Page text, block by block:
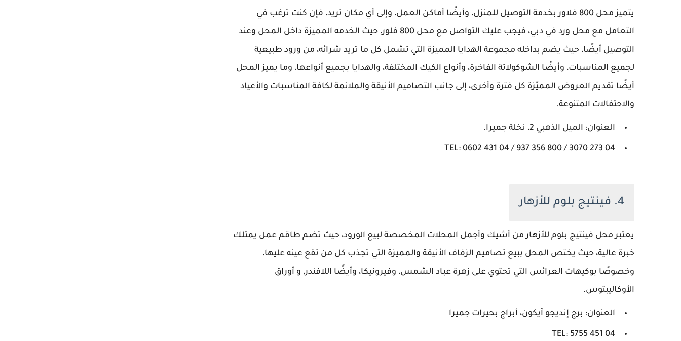
يتميز محل 800 فلاور بخدمة التوصيل للمنزل، وأيضًا أماكن العمل، وإلى أي مكان تريد، فإن كنت ترغب في
التعامل مع محل ورد في دبي، فيجب عليك التواصل مع محل 800 فلور، حيث الخدمه المميزة داخل المحل وعند
التوصيل أيضًا، حيث يضم بداخله مجموعة الهدايا المميزة التي تشمل كل ما تريد شرائه، من ورود طبيعية
لجميع المناسبات، وأيضًا الشوكولاتة الفاخرة، وأنواع الكيك المختلفة، والهدايا بجميع أنواعها، وما يميز المحل
أيضًا تقديم العروض المميّزة كل فترة وأخرى، إلى جانب التصاميم الأنيقة والملائمة لكافة المناسبات والأعياد
والاحتفالات المتنوعة.
العنوان: الميل الذهبي 2، نخلة جميرا.
TEL: 0602 431 04 / 937 356 800 / 3070 273 04
4. فينتيج بلوم للأزهار
يعتبر محل فينتيج بلوم للأزهار من أشيك وأجمل المحلات المخصصة لبيع الورود، حيث تضم طاقم عمل يمتلك
خبرة عالية، حيث يختص المحل ببيع تصاميم الزفاف الأنيقة والمميزة التي تجذب كل من تقع عينه عليها،
وخصوصًا بوكيهات العرائس التي تحتوي على زهرة عباد الشمس، وفيرونيكا، وأيضًا اللافندر، و أوراق
الأوكاليبتوس.
العنوان: برج إنديجو آيكون، أبراج بحيرات جميرا
TEL: 5755 451 04